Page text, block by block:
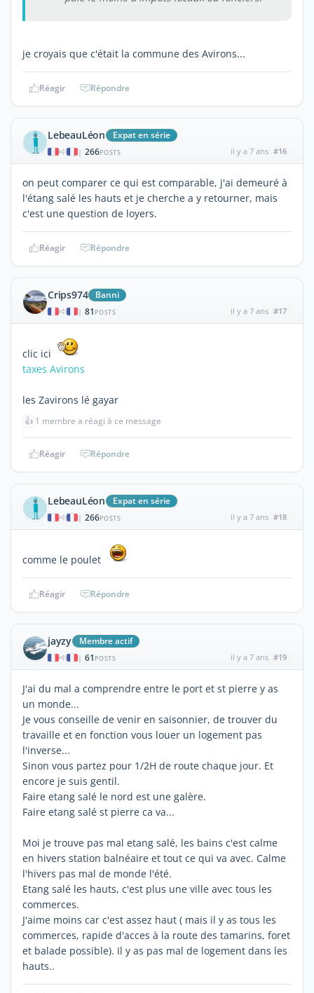
je croyais que c'était la commune des Avirons...
Réagir Répondre
LebeauLéon Expat en série
| 266POSTS il y a 7 ans #16
on peut comparer ce qui est comparable, j'ai demeuré à
l'étang salé les hauts et je cherche a y retourner, mais
c'est une question de loyers.
Réagir Répondre
Crips974 Banni
| 81 POSTS il y a 7 ans #17
clic ici
taxes Avirons
les Zavirons lé gayar
👍 1 membre a réagi à ce message
Réagir Répondre
LebeauLéon Expat en série
| 266POSTS il y a 7 ans #18
comme le poulet
Réagir Répondre
jayzy Membre actif
| 61 POSTS il y a 7 ans #19
J'ai du mal a comprendre entre le port et st pierre y as
un monde...
Je vous conseille de venir en saisonnier, de trouver du
travaille et en fonction vous louer un logement pas
l'inverse...
Sinon vous partez pour 1/2H de route chaque jour. Et
encore je suis gentil.
Faire etang salé le nord est une galère.
Faire etang salé st pierre ca va...
Moi je trouve pas mal etang salé, les bains c'est calme
en hivers station balnéaire et tout ce qui va avec. Calme
l'hivers pas mal de monde l'été.
Etang salé les hauts, c'est plus une ville avec tous les
commerces.
J'aime moins car c'est assez haut ( mais il y as tous les
commerces, rapide d'acces à la route des tamarins, foret
et balade possible). Il y as pas mal de logement dans les
hauts..